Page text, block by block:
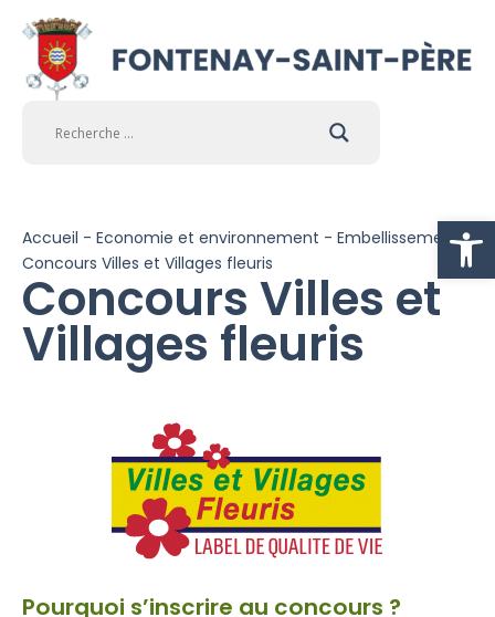
Ouvrir
Accueil - Economie et environnement - Embellissement-
Concours Villes et Villages fleuris
Concours Villes et
Villages fleuris
Pourquoi s’inscrire au concours ?